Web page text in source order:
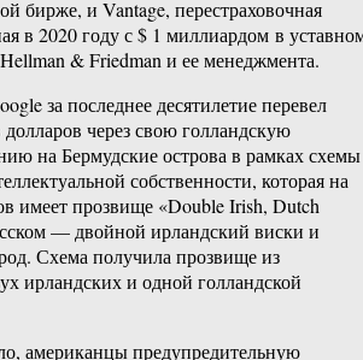
бирже, и Vantage, перестраховочная
в 2020 году с $ 1 миллиардом в
& Friedman и ее менеджмента.
за последнее десятилетие перевел
через свою голландскую
на Бермудские острова в рамках схемы
собственности, которая на
имеет прозвище «Double Irish, Dutch
— двойной ирландский виски и
Схема получила прозвище из
ирландских и одной голландской
американцы предупредительную